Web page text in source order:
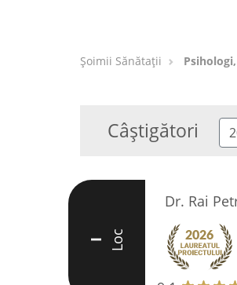
Şoimii Sănătații
Câștigători
I Loc
Dr. Rai